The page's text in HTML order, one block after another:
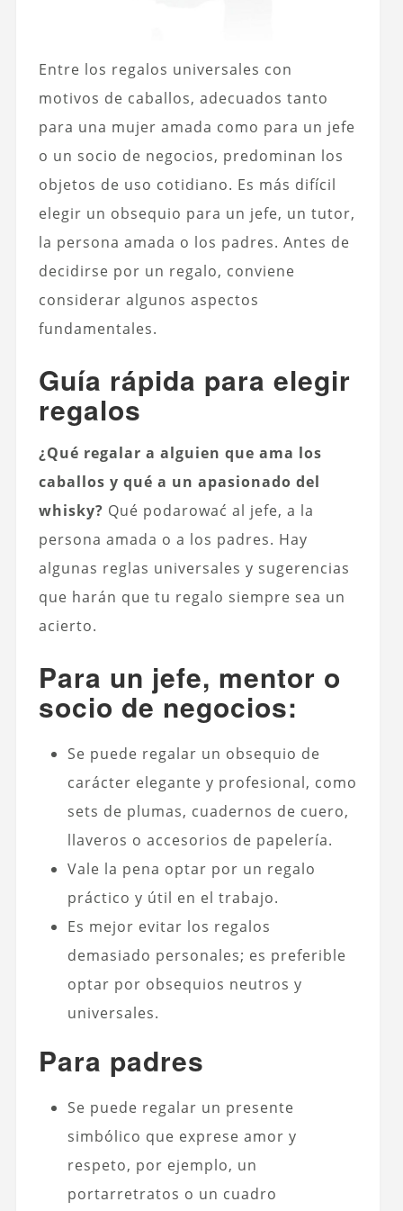
Entre los regalos universales con
motivos de caballos, adecuados tanto
para una mujer amada como para un jefe
o un socio de negocios, predominan los
objetos de uso cotidiano. Es más difícil
elegir un obsequio para un jefe, un tutor,
la persona amada o los padres. Antes de
decidirse por un regalo, conviene
considerar algunos aspectos
fundamentales.
Guía rápida para elegir
regalos
¿Qué regalar a alguien que ama los
caballos y qué a un apasionado del
whisky? Qué podarować al jefe, a la
persona amada o a los padres. Hay
algunas reglas universales y sugerencias
que harán que tu regalo siempre sea un
acierto.
Para un jefe, mentor o
socio de negocios:
Se puede regalar un obsequio de
carácter elegante y profesional, como
sets de plumas, cuadernos de cuero,
llaveros o accesorios de papelería.
Vale la pena optar por un regalo
práctico y útil en el trabajo.
Es mejor evitar los regalos
demasiado personales; es preferible
optar por obsequios neutros y
universales.
Para padres
Se puede regalar un presente
simbólico que exprese amor y
respeto, por ejemplo, un
portarretratos o un cuadro